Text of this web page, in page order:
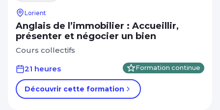
Lorient
Anglais de l’immobilier : Accueillir,
présenter et négocier un bien
Cours collectifs
21 heures
Formation continue
Découvrir cette formation